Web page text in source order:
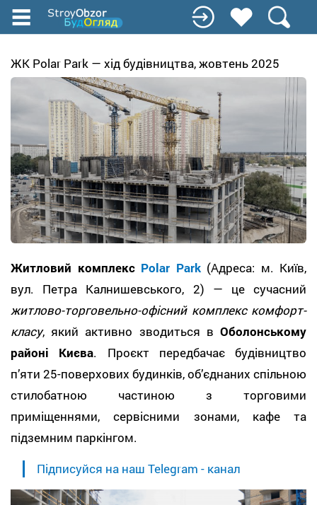
Перейти
до
вмісту
ЖК Polar Park — хід будівництва, жовтень 2025
Житловий комплекс Polar Park(Адреса: м. Київ,
вул. Петра Калнишевського, 2) — це сучасний
житлово-торговельно-офісний комплекс комфорт-
класу, який активно зводиться в Оболонському
районі Києва. Проєкт передбачає будівництво
п’яти 25-поверхових будинків, об’єднаних спільною
стилобатною частиною з торговими
приміщеннями, сервісними зонами, кафе та
підземним паркінгом.
Підписуйся на наш Telegram - канал